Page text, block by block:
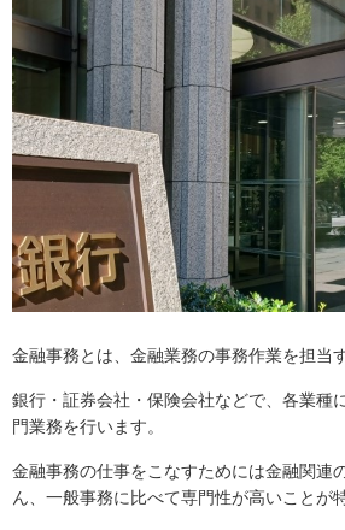
金融事務とは、金融業務の事務作業を担当
銀行・証券会社・保険会社などで、各業種
門業務を行います。
金融事務の仕事をこなすためには金融関連
ん、一般事務に比べて専門性が高いことが